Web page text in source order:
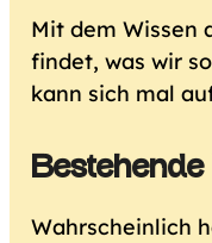
Mit dem Wissen
findet, was wir
kann sich mal
Wahrscheinlich